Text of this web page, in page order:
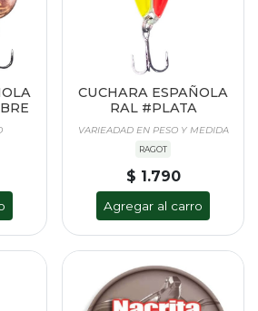
CUCHARA ESPAÑOLA
RAL #PLATA
VARIEADAD EN PESO Y MEDIDA
RAGOT
$ 1.790
Agregar al carro